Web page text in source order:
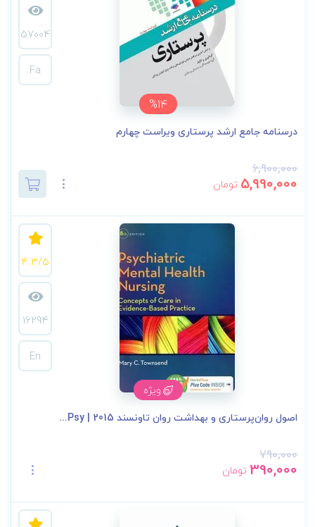
%14
57004
Fa
درسنامه جامع ارشد پرستاری ویراست چهارم
6,900,000
5,990,000 تومان
ویژه
4.3/5
16294
En
اصول روان‌پرستاری و بهداشت روان تاونسند 2015 | Psy...
790,000
390,000 تومان